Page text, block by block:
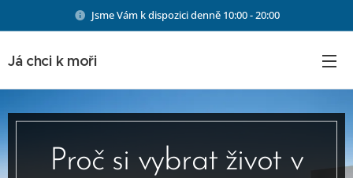
Jsme Vám k dispozici denně 10:00 - 20:00
Já chci k moři
Proč si vybrat život v